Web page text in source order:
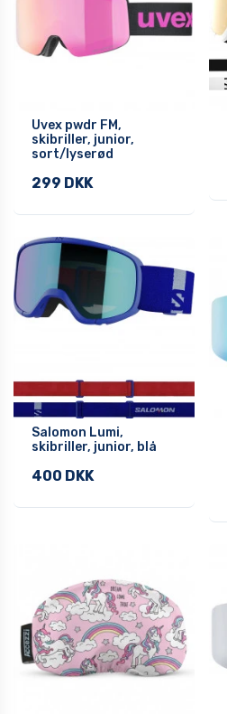
Uvex pwdr FM,
skibriller, junior,
sort/lyserød
299 DKK
Salomon Lumi,
skibriller, junior, blå
400 DKK